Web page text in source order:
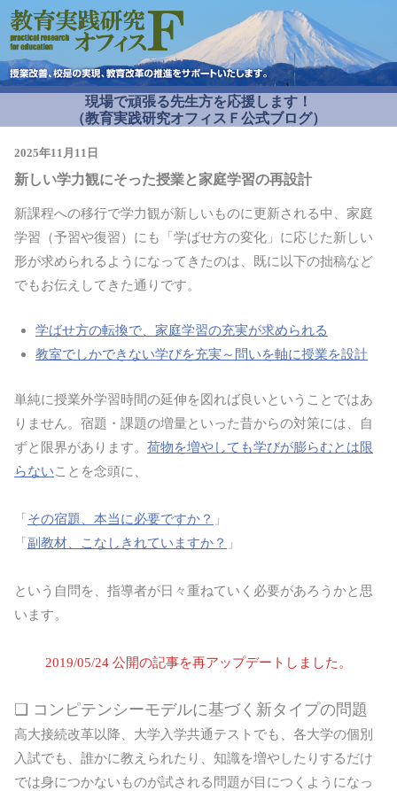
現場で頑張る先生方を応援します！
（教育実践研究オフィスＦ公式ブログ）
2025年11月11日
新しい学力観にそった授業と家庭学習の再設計
新課程への移行で学力観が新しいものに更新される中、家庭
学習（予習や復習）にも「学ばせ方の変化」に応じた新しい
形が求められるようになってきたのは、既に以下の拙稿など
でもお伝えしてきた通りです。
学ばせ方の転換で、家庭学習の充実が求められる
教室でしかできない学びを充実～問いを軸に授業を設計
単純に授業外学習時間の延伸を図れば良いということではあ
りません。宿題・課題の増量といった昔からの対策には、自
ずと限界があります。 荷物を増やしても学びが膨らむとは限
らないことを念頭に、
「その宿題、本当に必要ですか？ 」
「副教材、こなしきれていますか？ 」
という自問を、指導者が日々重ねていく必要があろうかと思
います。
2019/05/24 公開の記事を再アップデートしました。
❏ コンピテンシーモデルに基づく新タイプの問題
高大接続改革以降、大学入学共通テストでも、各大学の個別
入試でも、誰かに教えられたり、知識を増やしたりするだけ
では身につかないものが試される問題が目につくようになっ